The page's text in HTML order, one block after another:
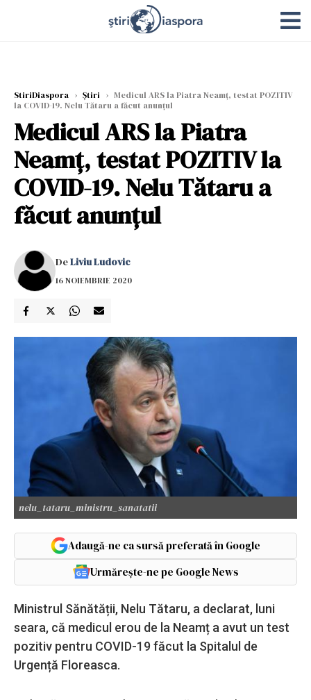
StiriDiaspora › Știri › Medicul ARS la Piatra Neamț, testat POZITIV
la COVID-19. Nelu Tătaru a făcut anunțul
Medicul ARS la Piatra
Neamț, testat POZITIV la
COVID-19. Nelu Tătaru a
făcut anunțul
DeLiviu Ludovic
16 NOIEMBRIE 2020
nelu_tataru_ministru_sanatatii
Adaugă-ne ca sursă preferată în Google
Urmărește-ne pe Google News
Ministrul Sănătății, Nelu Tătaru, a declarat, luni
seara, că medicul erou de la Neamț a avut un test
pozitiv pentru COVID-19 făcut la Spitalul de
Urgență Floreasca.